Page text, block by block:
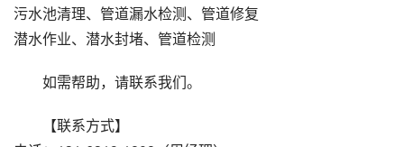
污水池清理、管道漏水检测、管道修复
潜水作业、潜水封堵、管道检测
如需帮助，请联系我们。
【联系方式】